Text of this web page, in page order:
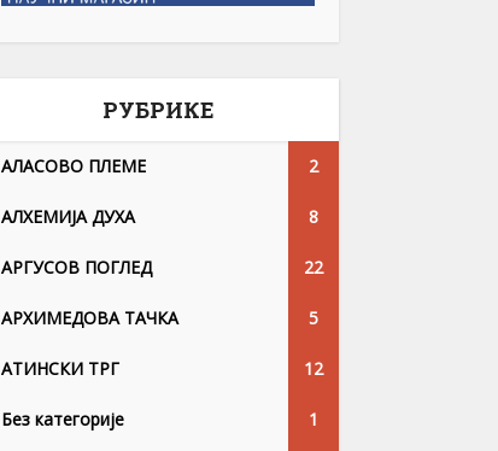
РУБРИКЕ
АЛАСОВО ПЛЕМЕ 2
АЛХЕМИЈА ДУХА 8
АРГУСОВ ПОГЛЕД 22
АРХИМЕДОВА ТАЧКА 5
АТИНСКИ ТРГ 12
Без категорије 1